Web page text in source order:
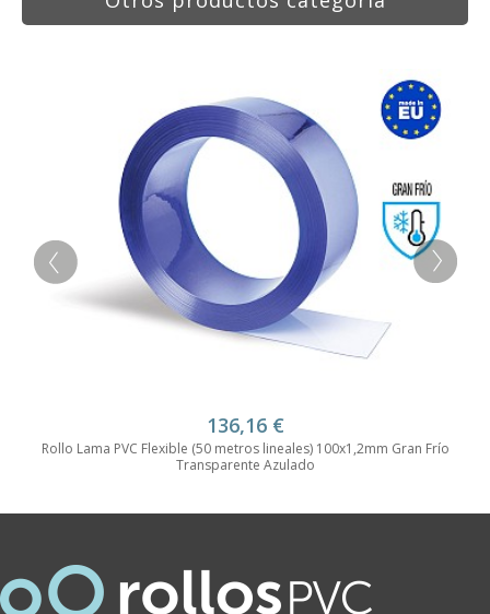
136,16 €
Rollo Lama PVC Flexible (50 metros lineales) 100x1,2mm Gran Frío
Transparente Azulado